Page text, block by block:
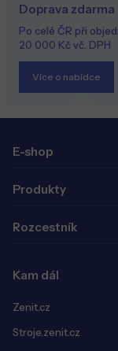
Doprava zdarma
Po celé ČR při
20 000 Kč vč. DPH
Více o nabídce
E-shop
Produkty
Rozcestník
Kam dál
Zenit.cz
Stroje.zenit.cz